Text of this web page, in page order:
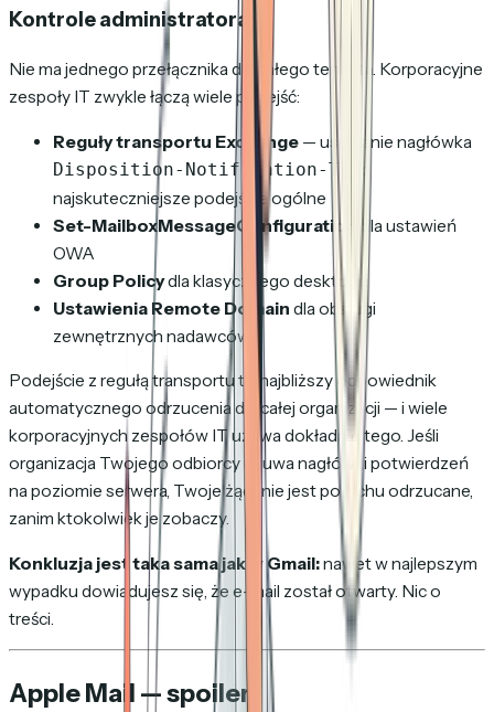
Kontrole administratora
Nie ma jednego przełącznika dla całego tenanta. Korporacyjne
zespoły IT zwykle łączą wiele podejść:
Reguły transportu Exchange — usuwanie nagłówka
Disposition-Notification-To
to
najskuteczniejsze podejście ogólne
Set-MailboxMessageConfiguration
dla ustawień
OWA
Group Policydla klasycznego desktopu
Ustawienia Remote Domain dla obsługi
zewnętrznych nadawców
Podejście z regułą transportu to najbliższy odpowiednik
automatycznego odrzucenia dla całej organizacji — i wiele
korporacyjnych zespołów IT używa dokładnie tego. Jeśli
organizacja Twojego odbiorcy usuwa nagłówki potwierdzeń
na poziomie serwera, Twoje żądanie jest po cichu odrzucane,
zanim ktokolwiek je zobaczy.
Konkluzja jest taka sama jak w Gmail:nawet w najlepszym
wypadku dowiadujesz się, że e-mail został otwarty. Nic o
treści.
Apple Mail — spoiler